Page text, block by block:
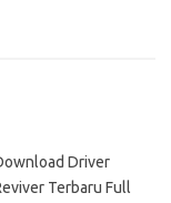
Driver
Terbaru Full